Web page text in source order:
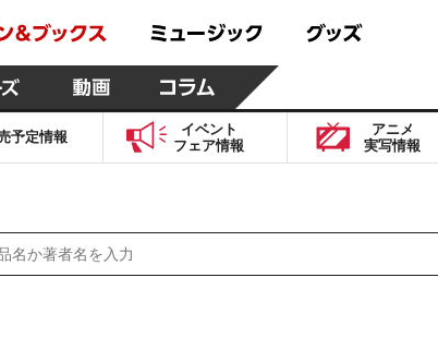
予定情報
イベント
フェア情報
アニメ
実写情報